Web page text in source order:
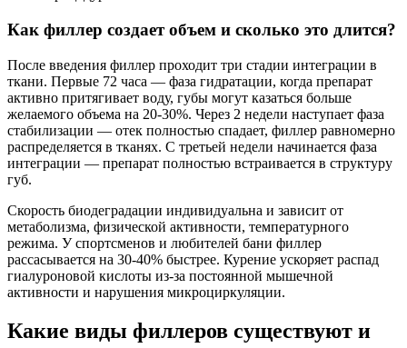
Как филлер создает объем и сколько это длится?
После введения филлер проходит три стадии интеграции в
ткани. Первые 72 часа — фаза гидратации, когда препарат
активно притягивает воду, губы могут казаться больше
желаемого объема на 20-30%. Через 2 недели наступает фаза
стабилизации — отек полностью спадает, филлер равномерно
распределяется в тканях. С третьей недели начинается фаза
интеграции — препарат полностью встраивается в структуру
губ.
Скорость биодеградации индивидуальна и зависит от
метаболизма, физической активности, температурного
режима. У спортсменов и любителей бани филлер
рассасывается на 30-40% быстрее. Курение ускоряет распад
гиалуроновой кислоты из-за постоянной мышечной
активности и нарушения микроциркуляции.
Какие виды филлеров существуют и